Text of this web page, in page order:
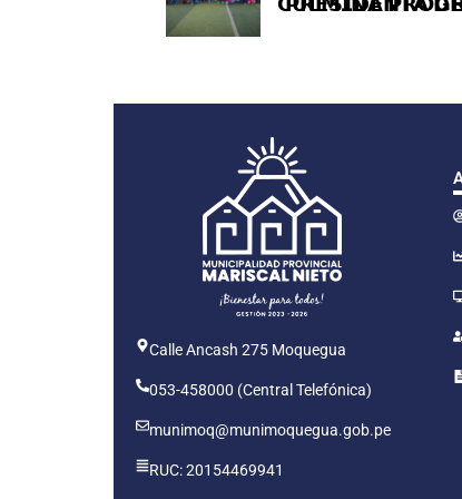
Calle Ancash 275 Moquegua
053-458000 (Central Telefónica)
munimoq@munimoquegua.gob.pe
RUC: 20154469941